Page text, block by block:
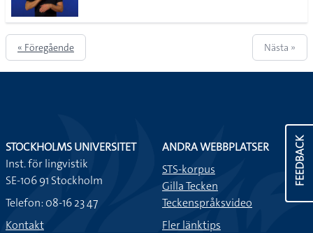
« Föregående Nästa »
FEEDBACK
STOCKHOLMS UNIVERSITET
Inst. för lingvistik
SE-106 91 Stockholm
Telefon: 08-16 23 47
Kontakt
ANDRA WEBBPLATSER
STS-korpus
Gilla Tecken
Teckenspråksvideo
Fler länktips